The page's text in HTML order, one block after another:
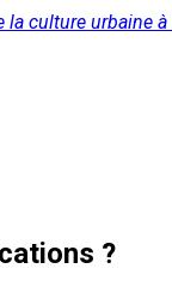
culture urbaine
?